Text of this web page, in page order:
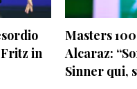
in
Masters
Alcaraz:
Sinner qui,